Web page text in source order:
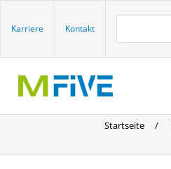
Karriere Kontakt
Startseite /